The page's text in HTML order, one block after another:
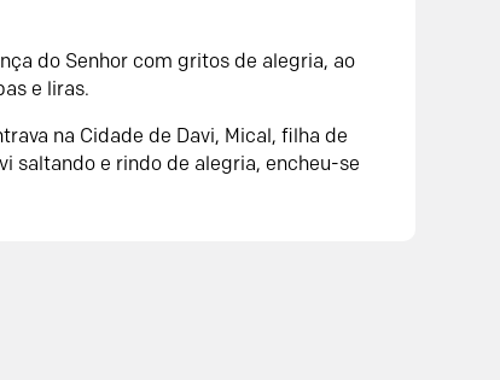
do Senhor com gritos de alegria, ao
e liras.
na Cidade de Davi, Mical, filha de
saltando e rindo de alegria, encheu-se